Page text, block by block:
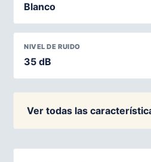
Blanco
NIVEL DE RUIDO
35 dB
Ver todas las